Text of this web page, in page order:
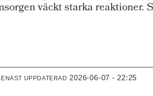
väckt starka
UPPDATERAD 2026-06-07 - 22:25